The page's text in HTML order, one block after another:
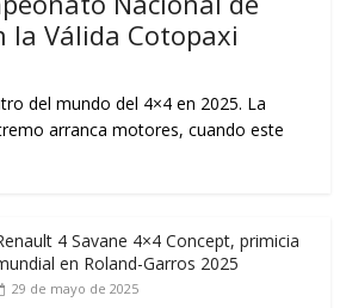
la Válida Cotopaxi
del mundo del 4×4 en 2025. La
arranca motores, cuando este
4 Savane 4×4 Concept, primicia
en Roland-Garros 2025
29 de mayo de 2025